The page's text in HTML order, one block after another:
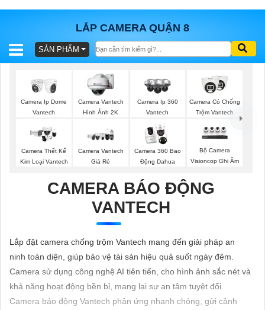
LẮP CAMERA QUẬN 8
BÁO
TRỌN
GÓI
SẢN
VẤN
LẮP
ĐẶT
SẢN PHẨM
Camera Ip Dome
Vantech
Camera Vantech
Hình Ảnh 2K
Camera Ip 360
Vantech
Camera Có Chống
Trộm Vantech
Camera Thết Kế
Kim Loại Vantech
Camera Vantech
Giá Rẻ
Camera 360 Bao
Động Dahua
Bộ Camera
Visioncop Ghi Âm
CAMERA BÁO ĐỘNG
VANTECH
Lắp đặt camera chống trộm Vantech mang đến giải pháp an
ninh toàn diện, giúp bảo vệ tài sản hiệu quả suốt ngày đêm.
Camera sử dụng công nghệ AI tiên tiến, cho hình ảnh sắc nét và
khả năng hoạt động bền bỉ, mang lại sự an tâm tuyệt đối.
Camera báo động Vantech phản ứng nhanh chóng, gửi cảnh